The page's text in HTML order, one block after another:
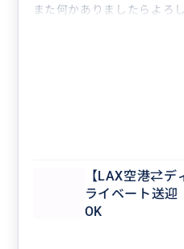
また何かありましたらよろ
【LAX空港⇄デ
ライベート送迎
OK